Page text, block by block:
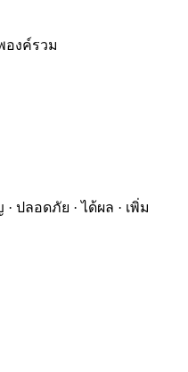
องค์รวม
ปลอดภัย · ได้ผล · เพิ่ม